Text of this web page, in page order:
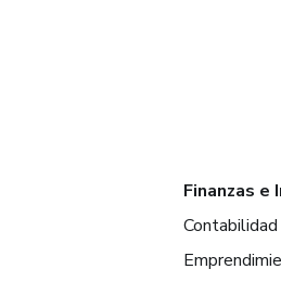
Finanzas e
Contabilidad